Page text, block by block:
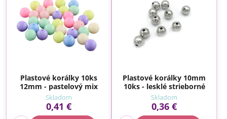
Plastové korálky 10ks
12mm - pastelový mix
Skladom
0,41 €
Plastové korálky 10mm
10ks - lesklé strieborné
Skladom
0,36 €